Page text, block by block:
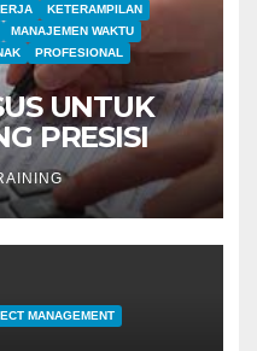
KETERAMPILAN
MANAJEMEN WAKTU
PROFESIONAL
UNTUK
PRESISI
MANAGEMENT